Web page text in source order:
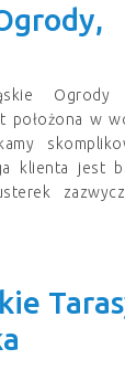
Ogrody
położona w
klienta jest